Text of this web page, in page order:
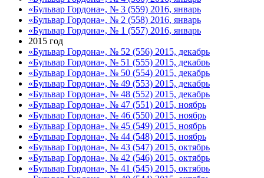
«Бульвар Гордона», № 3 (559) 2016, январь
«Бульвар Гордона», № 2 (558) 2016, январь
«Бульвар Гордона», № 1 (557) 2016, январь
2015 год
«Бульвар Гордона», № 52 (556) 2015, декабрь
«Бульвар Гордона», № 51 (555) 2015, декабрь
«Бульвар Гордона», № 50 (554) 2015, декабрь
«Бульвар Гордона», № 49 (553) 2015, декабрь
«Бульвар Гордона», № 48 (552) 2015, декабрь
«Бульвар Гордона», № 47 (551) 2015, ноябрь
«Бульвар Гордона», № 46 (550) 2015, ноябрь
«Бульвар Гордона», № 45 (549) 2015, ноябрь
«Бульвар Гордона», № 44 (548) 2015, ноябрь
«Бульвар Гордона», № 43 (547) 2015, октябрь
«Бульвар Гордона», № 42 (546) 2015, октябрь
«Бульвар Гордона», № 41 (545) 2015, октябрь